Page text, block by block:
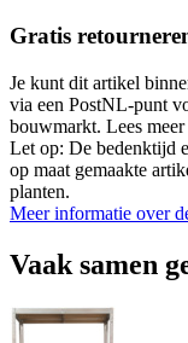
Gratis
Je kunt dit artikel
via een PostNL-punt
bouwmarkt. Lees
Let op: De bedenktijd
op maat gemaakte
planten.
Meer informatie over
Vaak samen